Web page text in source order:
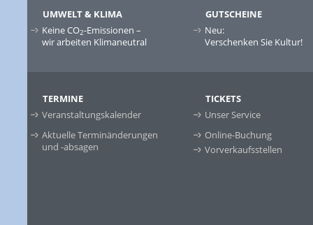
UMWELT & KLIMA
Keine CO2-Emissionen –
wir arbeiten Klimaneutral
GUTSCHEINE
Neu:
Verschenken Sie Kultur!
TERMINE
Veranstaltungskalender
Aktuelle Terminänderungen
und -absagen
TICKETS
Unser Service
Online-Buchung
Vorverkaufsstellen